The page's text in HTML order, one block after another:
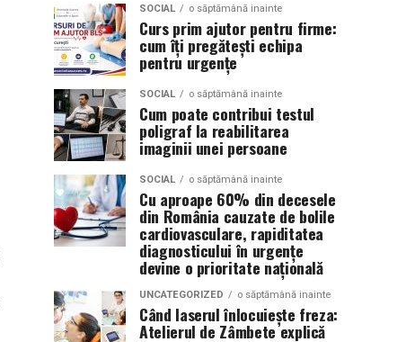
SOCIAL o săptămână inainte
Curs prim ajutor pentru firme:
cum îți pregătești echipa
pentru urgențe
SOCIAL o săptămână inainte
Cum poate contribui testul
poligraf la reabilitarea
imaginii unei persoane
SOCIAL o săptămână inainte
Cu aproape 60% din decesele
din România cauzate de bolile
cardiovasculare, rapiditatea
diagnosticului în urgențe
devine o prioritate națională
UNCATEGORIZED o săptămână inainte
Când laserul înlocuiește freza:
Atelierul de Zâmbete explică